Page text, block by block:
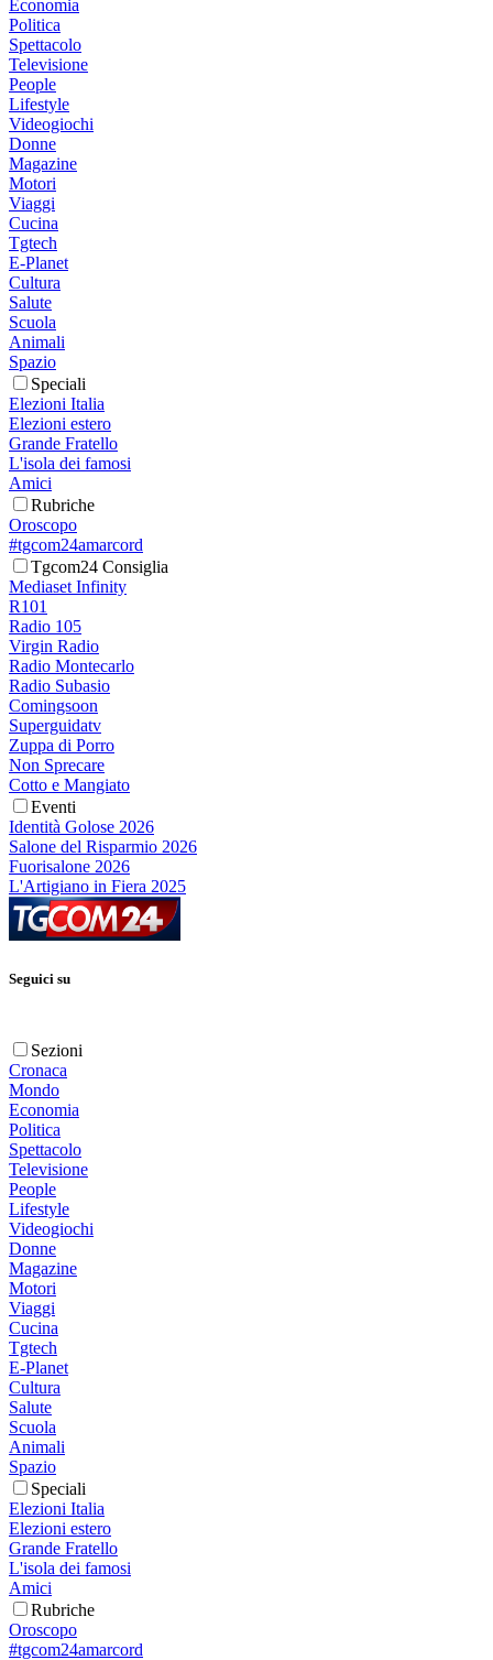
Economia
Politica
Spettacolo
Televisione
People
Lifestyle
Videogiochi
Donne
Magazine
Motori
Viaggi
Cucina
Tgtech
E-Planet
Cultura
Salute
Scuola
Animali
Spazio
Speciali
Elezioni Italia
Elezioni estero
Grande Fratello
L'isola dei famosi
Amici
Rubriche
Oroscopo
#tgcom24amarcord
Tgcom24 Consiglia
Mediaset Infinity
R101
Radio 105
Virgin Radio
Radio Montecarlo
Radio Subasio
Comingsoon
Superguidatv
Zuppa di Porro
Non Sprecare
Cotto e Mangiato
Eventi
Identità Golose 2026
Salone del Risparmio 2026
Fuorisalone 2026
L'Artigiano in Fiera 2025
Seguici su
Sezioni
Cronaca
Mondo
Economia
Politica
Spettacolo
Televisione
People
Lifestyle
Videogiochi
Donne
Magazine
Motori
Viaggi
Cucina
Tgtech
E-Planet
Cultura
Salute
Scuola
Animali
Spazio
Speciali
Elezioni Italia
Elezioni estero
Grande Fratello
L'isola dei famosi
Amici
Rubriche
Oroscopo
#tgcom24amarcord